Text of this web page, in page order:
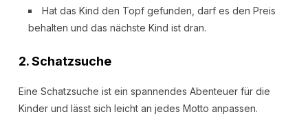
Hat das Kind den Topf gefunden, darf es den Preis
behalten und das nächste Kind ist dran.
2.Schatzsuche
Eine Schatzsuche ist ein spannendes Abenteuer für die
Kinder und lässt sich leicht an jedes Motto anpassen.